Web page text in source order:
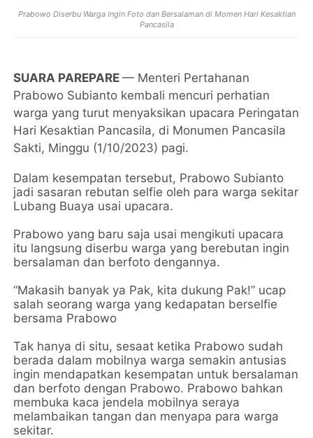
Prabowo Diserbu Warga Ingin Foto dan Bersalaman di Momen Hari Kesaktian
Pancasila
SUARA PAREPARE— Menteri Pertahanan
Prabowo Subianto kembali mencuri perhatian
warga yang turut menyaksikan upacara Peringatan
Hari Kesaktian Pancasila, di Monumen Pancasila
Sakti, Minggu (1/10/2023) pagi.
Dalam kesempatan tersebut, Prabowo Subianto
jadi sasaran rebutan selfie oleh para warga sekitar
Lubang Buaya usai upacara.
Prabowo yang baru saja usai mengikuti upacara
itu langsung diserbu warga yang berebutan ingin
bersalaman dan berfoto dengannya.
“Makasih banyak ya Pak, kita dukung Pak!” ucap
salah seorang warga yang kedapatan berselfie
bersama Prabowo
Tak hanya di situ, sesaat ketika Prabowo sudah
berada dalam mobilnya warga semakin antusias
ingin mendapatkan kesempatan untuk bersalaman
dan berfoto dengan Prabowo. Prabowo bahkan
membuka kaca jendela mobilnya seraya
melambaikan tangan dan menyapa para warga
sekitar.